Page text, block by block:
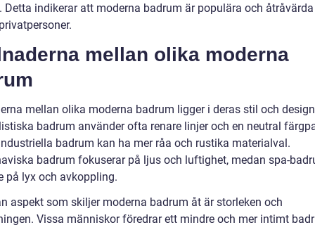
Detta indikerar att moderna badrum är populära och
mellan olika moderna
mellan olika moderna badrum ligger i deras stil och
badrum använder ofta renare linjer och en neutral
badrum kan ha mer råa och rustika materialval.
badrum fokuserar på ljus och luftighet, medan spa-
på lyx och avkoppling.
aspekt som skiljer moderna badrum åt är storleken och
Vissa människor föredrar ett mindre och mer intimt